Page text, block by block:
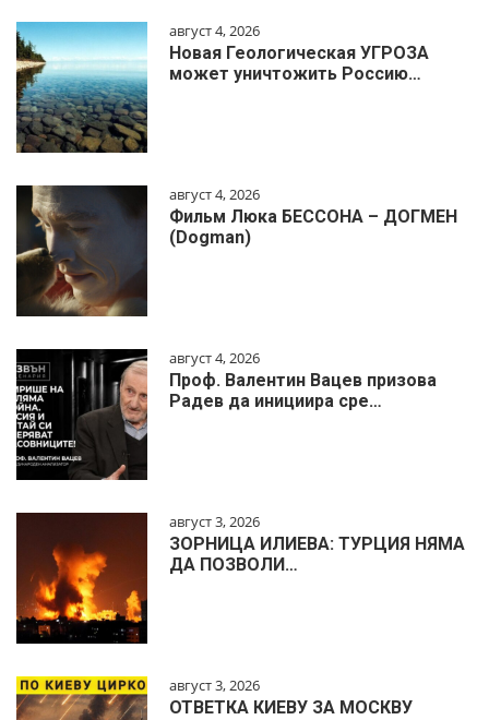
август 4, 2026
Новая Геологическая УГРОЗА
может уничтожить Россию…
август 4, 2026
Фильм Люка БЕССОНА – ДОГМЕН
(Dogman)
август 4, 2026
Проф. Валентин Вацев призова
Радев да инициира сре…
август 3, 2026
ЗОРНИЦА ИЛИЕВА: ТУРЦИЯ НЯМА
ДА ПОЗВОЛИ…
август 3, 2026
ОТВЕТКА КИЕВУ ЗА МОСКВУ